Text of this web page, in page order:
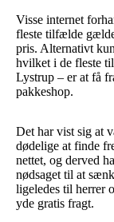
Visse internet
fleste tilfælde
pris. Alternativt
hvilket i de fleste
Lystrup – er at få
pakkeshop.
Det har vist sig at
dødelige at finde
nettet, og derved
nødsaget til at
ligeledes til herrer
yde gratis fragt.